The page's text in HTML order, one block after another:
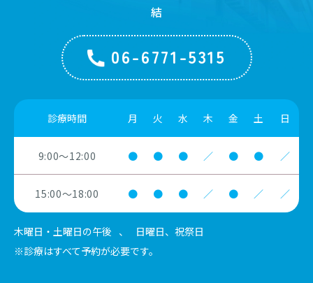
結
06-6771-5315
診療時間 月 火 水 木 金 土 日
9:00～12:00 ● ● ● ／ ● ● ／
15:00～18:00 ● ● ● ／ ● ／ ／
木曜日・土曜日の午後 、
日曜日、祝祭日
※診療はすべて予約が必要です。